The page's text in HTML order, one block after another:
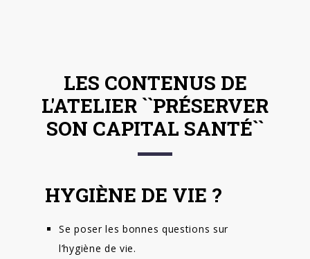
LES CONTENUS DE
L'ATELIER ``PRÉSERVER
SON CAPITAL SANTÉ``
HYGIÈNE DE VIE ?
Se poser les bonnes questions sur
l’hygiène de vie.